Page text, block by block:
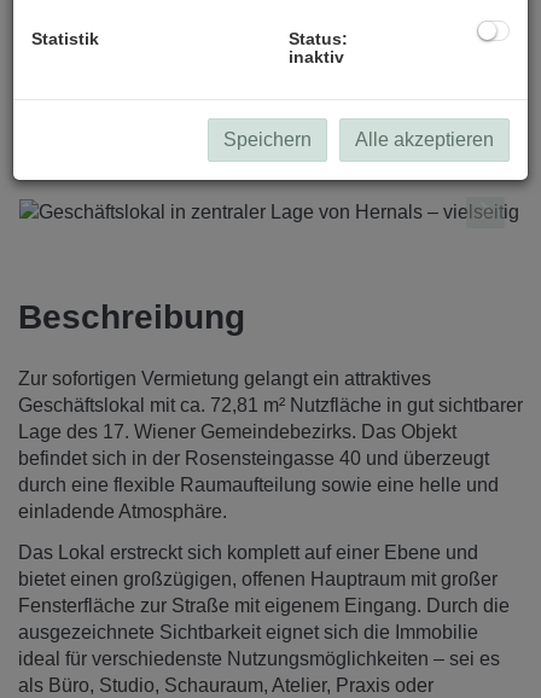
Beschreibung
Zur sofortigen Vermietung gelangt ein attraktives
Geschäftslokal mit ca. 72,81 m² Nutzfläche in gut sichtbarer
Lage des 17. Wiener Gemeindebezirks. Das Objekt
befindet sich in der Rosensteingasse 40 und überzeugt
durch eine flexible Raumaufteilung sowie eine helle und
einladende Atmosphäre.
Das Lokal erstreckt sich komplett auf einer Ebene und
bietet einen großzügigen, offenen Hauptraum mit großer
Fensterfläche zur Straße mit eigenem Eingang. Durch die
ausgezeichnete Sichtbarkeit eignet sich die Immobilie
ideal für verschiedenste Nutzungsmöglichkeiten – sei es
als Büro, Studio, Schauraum, Atelier, Praxis oder
Statistik
Status:
inaktiv
Speichern Alle akzeptieren